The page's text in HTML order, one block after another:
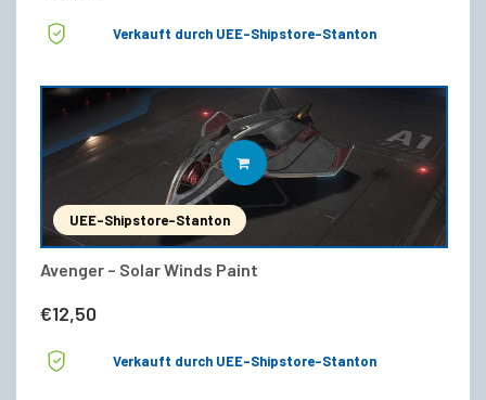
Verkauft durch UEE-Shipstore-Stanton
UEE-Shipstore-Stanton
Avenger – Solar Winds Paint
€12,50
IN DEN WARENKORB
Verkauft durch UEE-Shipstore-Stanton